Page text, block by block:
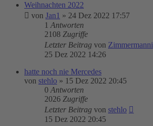
Weihnachten 2022
von Jan1 » 24 Dez 2022 17:57
1 Antworten
2108 Zugriffe
Letzter Beitrag von Zimmermanni
25 Dez 2022 14:26
hatte noch nie Mercedes
von stehlo » 15 Dez 2022 20:45
0 Antworten
2026 Zugriffe
Letzter Beitrag von stehlo
15 Dez 2022 20:45